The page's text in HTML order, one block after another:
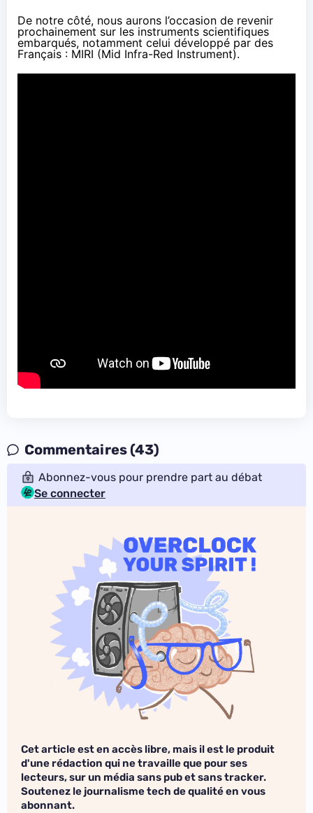
De notre côté, nous aurons l’occasion de revenir
prochainement sur les instruments scientifiques
embarqués, notamment celui développé par des
Français : MIRI (Mid Infra-Red Instrument).
Commentaires (43)
Abonnez-vous pour prendre part au débat
Se connecter
Cet article est en accès libre, mais il est le produit
d'une rédaction qui ne travaille que pour ses
lecteurs, sur un média sans pub et sans tracker.
Soutenez le journalisme tech de qualité en vous
abonnant.